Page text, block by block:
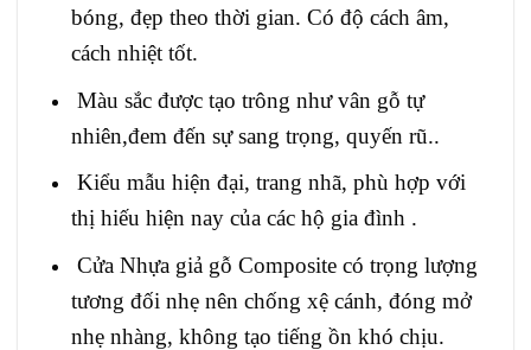
bóng, đẹp theo thời gian. Có độ cách âm,
cách nhiệt tốt.
Màu sắc được tạo trông như vân gỗ tự
nhiên,đem đến sự sang trọng, quyến rũ..
Kiểu mẫu hiện đại, trang nhã, phù hợp với
thị hiếu hiện nay của các hộ gia đình .
Cửa Nhựa giả gỗ Composite có trọng lượng
tương đối nhẹ nên chống xệ cánh, đóng mở
nhẹ nhàng, không tạo tiếng ồn khó chịu.